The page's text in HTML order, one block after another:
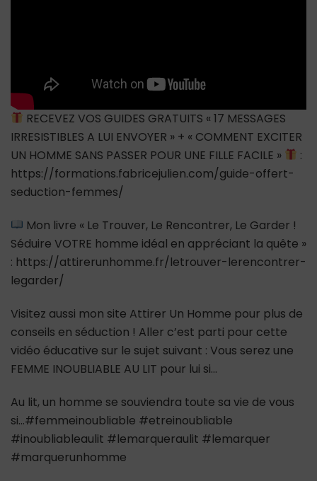
RECEVEZ VOS GUIDES GRATUITS « 17 MESSAGES
IRRESISTIBLES A LUI ENVOYER » + « COMMENT EXCITER
UN HOMME SANS PASSER POUR UNE FILLE FACILE »
:
https://formations.fabricejulien.com/guide-offert-
seduction-femmes/
Mon livre « Le Trouver, Le Rencontrer, Le Garder !
Séduire VOTRE homme idéal en appréciant la quête »
: https://attirerunhomme.fr/letrouver-lerencontrer-
legarder/
Visitez aussi mon site Attirer Un Homme pour plus de
conseils en séduction ! Aller c’est parti pour cette
vidéo éducative sur le sujet suivant : Vous serez une
FEMME INOUBLIABLE AU LIT pour lui si…
Au lit, un homme se souviendra toute sa vie de vous
si…#femmeinoubliable #etreinoubliable
#inoubliableaulit #lemarqueraulit #lemarquer
#marquerunhomme